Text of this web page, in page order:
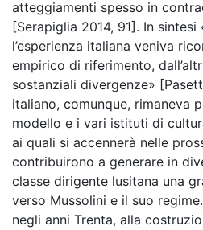
atteggiamenti spesso in
[Serapiglia 2014, 91]. In sintesi
l’esperienza italiana veniva
empirico di riferimento,
sostanziali divergenze»
italiano, comunque, rimaneva
modello e i vari istituti di
ai quali si accennerà nelle
contribuirono a generare in
classe dirigente lusitana una
verso Mussolini e il suo
negli anni Trenta, alla